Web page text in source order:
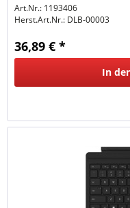
Art.Nr.: 1193406
Herst.Art.Nr.: DLB-00003
36,89 € *
In